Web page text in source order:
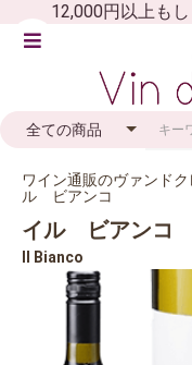
12,000円以上も
ワイン通販のヴァンド
ル ビアンコ
イル ビアンコ
Il Bianco